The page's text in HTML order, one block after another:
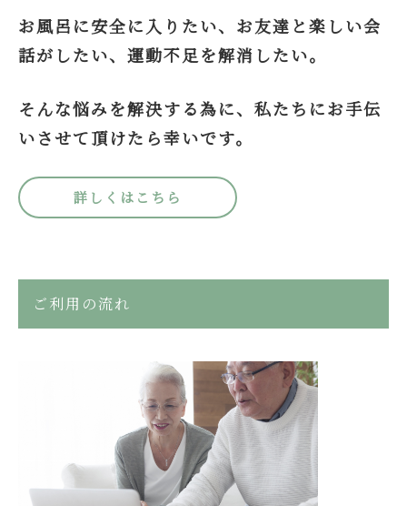
お風呂に安全に入りたい、お友達と楽しい会
話がしたい、運動不足を解消したい。
そんな悩みを解決する為に、私たちにお手伝
いさせて頂けたら幸いです。
詳しくはこちら
ご利用の流れ